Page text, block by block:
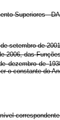
Superiores -
setembro de
2006, das
dezembro de
o constante do